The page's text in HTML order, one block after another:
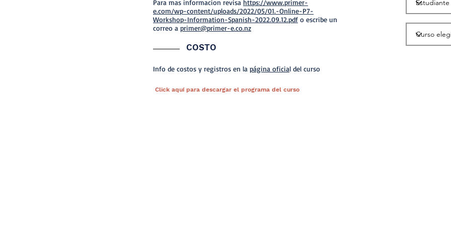
Para mas informacion revisa https://www.primer-
e.com/wp-content/uploads/2022/05/01.-Online-P7-
Workshop-Information-Spanish-2022.09.12.pdf o escribe un
correo a primer@primer-e.co.nz
COSTO
Info de costos y registros en la página oficial del curso
Click aquí para descargar el programa del curso